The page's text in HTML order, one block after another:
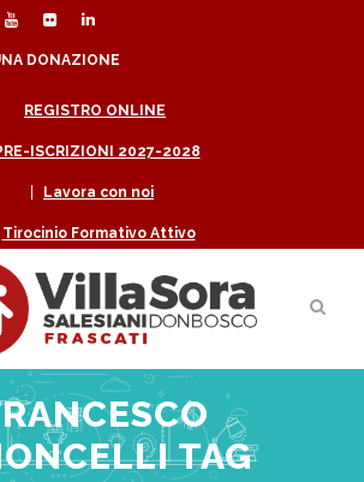
DONAZIONE
REGISTRO ONLINE
ISCRIZIONI 2027-2028
Lavora con noi
Tirocinio Formativo Attivo
TAG